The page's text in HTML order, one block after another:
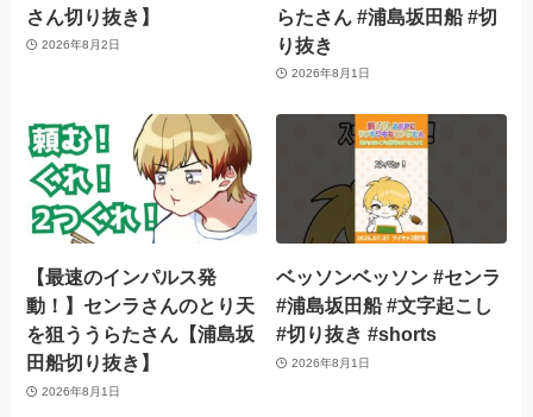
さん切り抜き】
2026年8月2日
らたさん #浦島坂田船 #切
り抜き
2026年8月1日
【最速のインパルス発
動！】センラさんのとり天
を狙ううらたさん【浦島坂
田船切り抜き】
2026年8月1日
ベッソンベッソン #センラ
#浦島坂田船 #文字起こし
#切り抜き #shorts
2026年8月1日